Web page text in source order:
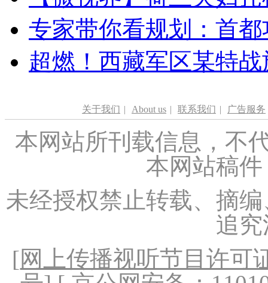
专家带你看规划：首
超燃！西藏军区某特
关于我们 | About us | 联系我们 | 广告服务
本网站所刊载信息，不
本网站稿
未经授权禁止转载、摘
追
[网上传播视听节目许可